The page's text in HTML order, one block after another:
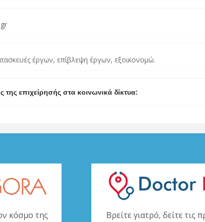
έργων, επίβλεψη έργων, εξοικονομώ.
της επιχείρησής στα κοινωνικά δίκτυα:
κόσμο της Βρείτε γιατρό, δείτε τις